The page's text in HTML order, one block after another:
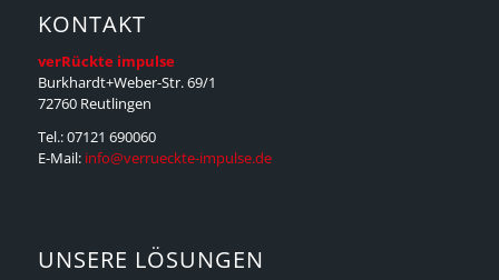
KONTAKT
verRückte impulse
Burkhardt+Weber-Str. 69/1
72760 Reutlingen
Tel.: 07121 690060
E-Mail: info@verrueckte-impulse.de
UNSERE LÖSUNGEN